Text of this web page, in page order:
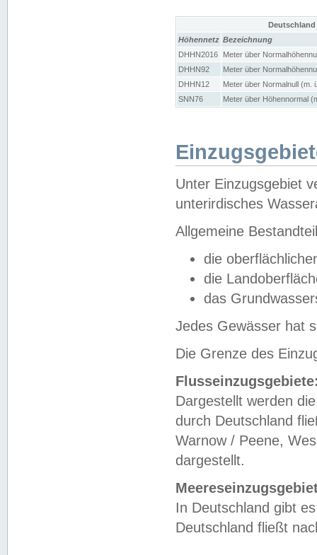
Höhennetz Bezeichnung
DHHN2016
Meter über
DHHN92
Meter über
DHHN12
Meter über Normalnull (m.
SNN76
Meter über Höhennormal
Unter Einzugsgebiet
unterirdisches
Allgemeine
die
die
das
Jedes Gewässer hat
Die Grenze des
Dargestellt werden
durch Deutschland
Warnow / Peene,
dargestellt.
In Deutschland gibt
Deutschland fließt